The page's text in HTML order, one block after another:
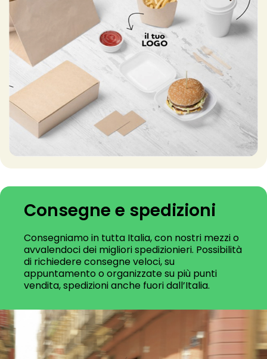
Consegne e spedizioni
Consegniamo in tutta Italia, con nostri mezzi o
avvalendoci dei migliori spedizionieri. Possibilità
di richiedere consegne veloci, su
appuntamento o organizzate su più punti
vendita, spedizioni anche fuori dall’Italia.